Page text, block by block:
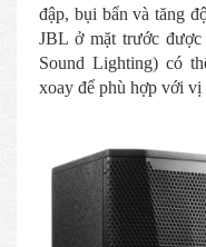
đập, bụi bẩn và tăng
JBL ở mặt trước được
Sound Lighting) có
xoay để phù hợp với vị